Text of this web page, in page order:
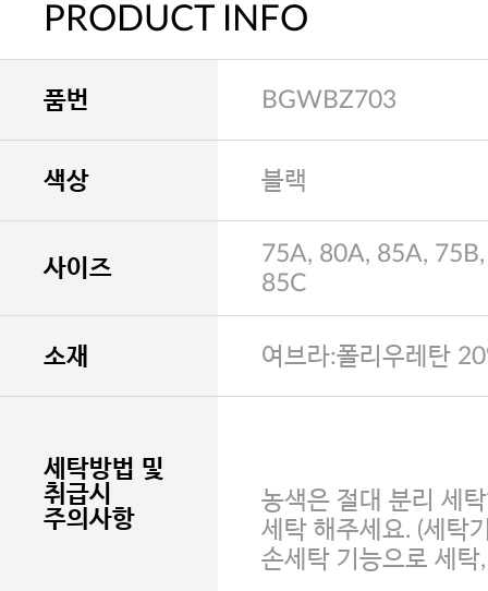
PRODUCT INFO
품번 BGWBZ703
색상 블랙
사이즈
75A, 80A, 85A,
85C
소재 여브라:폴리우레탄
세탁방법 및
취급시
주의사항
농색은 절대 분리 세
세탁 해주세요. (세탁
손세탁 기능으로 세탁